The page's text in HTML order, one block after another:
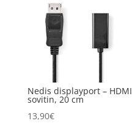
Nedis displayport – HDMI
sovitin, 20 cm
13,90€